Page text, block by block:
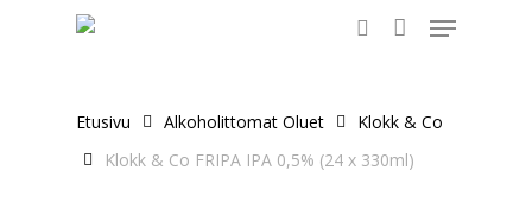
Menu
Etusivu Alkoholittomat Oluet
Klokk & Co
Klokk & Co FRIPA IPA 0,5% (24 x 330ml)